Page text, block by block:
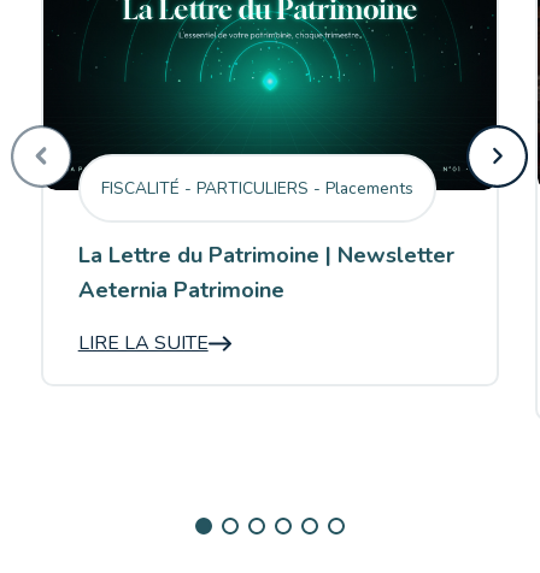
FISCALITÉ - PARTICULIERS - Placements
La Lettre du Patrimoine | Newsletter
Aeternia Patrimoine
LIRE LA SUITE